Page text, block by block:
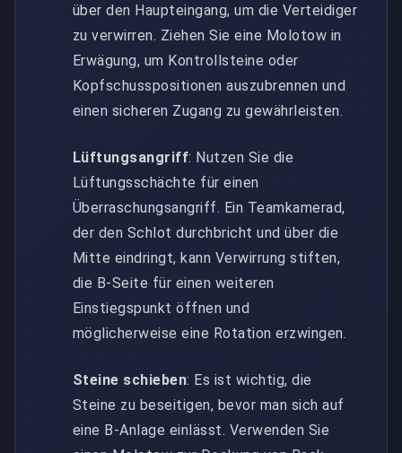
über den Haupteingang, um die Verteidiger
zu verwirren. Ziehen Sie eine Molotow in
Erwägung, um Kontrollsteine oder
Kopfschusspositionen auszubrennen und
einen sicheren Zugang zu gewährleisten.
Lüftungsangriff: Nutzen Sie die
Lüftungsschächte für einen
Überraschungsangriff. Ein Teamkamerad,
der den Schlot durchbricht und über die
Mitte eindringt, kann Verwirrung stiften,
die B-Seite für einen weiteren
Einstiegspunkt öffnen und
möglicherweise eine Rotation erzwingen.
Steine schieben: Es ist wichtig, die
Steine zu beseitigen, bevor man sich auf
eine B-Anlage einlässt. Verwenden Sie